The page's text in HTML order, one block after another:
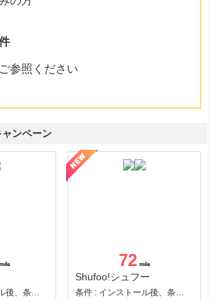
参照ください
ンペーン
条件 : インストール後、条件達成
72
Shufoo!シュフー
条件 : インストール後、条件達成